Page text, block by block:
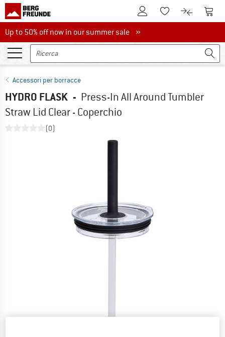
Al conto clienteAlla lista
Al Al
Up to 50% off now in our summer sale
Up to 50% off now in our summer sale »
Accessori per borracce
HYDRO FLASK - Press-In All Around Tumbler
Straw Lid Clear - Coperchio
(0)